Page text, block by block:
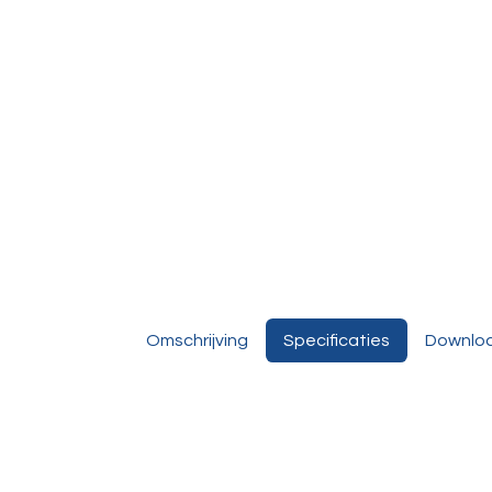
Omschrijving Specificaties